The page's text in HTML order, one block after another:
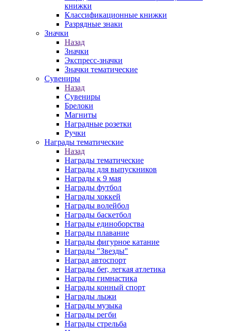
книжки
Классификационные книжки
Разрядные знаки
Значки
Назад
Значки
Экспресс-значки
Значки тематические
Сувениры
Назад
Сувениры
Брелоки
Магниты
Наградные розетки
Ручки
Награды тематические
Назад
Награды тематические
Награды для выпускников
Награды к 9 мая
Награды футбол
Награды хоккей
Награды волейбол
Награды баскетбол
Награды единоборства
Награды плавание
Награды фигурное катание
Награды "Звезды"
Наград автоспорт
Награды бег, легкая атлетика
Награды гимнастика
Награды конный спорт
Награды лыжи
Награды музыка
Награды регби
Награды стрельба